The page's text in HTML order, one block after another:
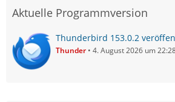
Aktuelle Programmversion
Thunderbird 153.0.2
Thunder 4. August 2026 um